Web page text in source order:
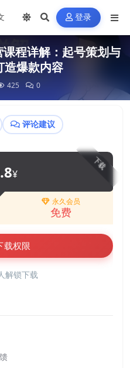
登录
课程详解：起号策划与
造爆款内容
425 0
评论建议
下载
¥
永久会员
免费
载权限
解锁下载